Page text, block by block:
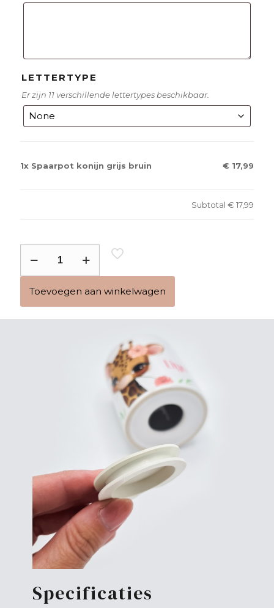
LETTERTYPE
Er zijn 11 verschillende lettertypes beschikbaar.
1x Spaarpot konijn grijs bruin € 17,99
Subtotal € 17,99
grijs
bruin
aantal
Toevoegen aan winkelwagen
Specificaties